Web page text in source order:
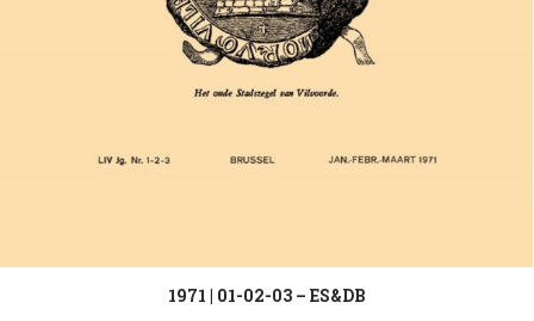
1971 | 01-02-03 – ES&DB